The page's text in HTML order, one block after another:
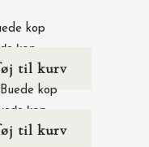
kop
til kurv
kop
til kurv